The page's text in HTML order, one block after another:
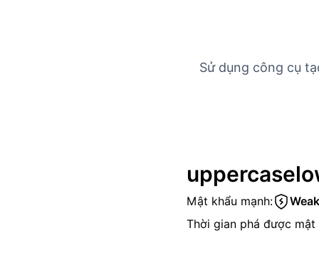
Sử dụng công cụ
uppercase
Mật khẩu mạnh:
Thời gian phá được mật